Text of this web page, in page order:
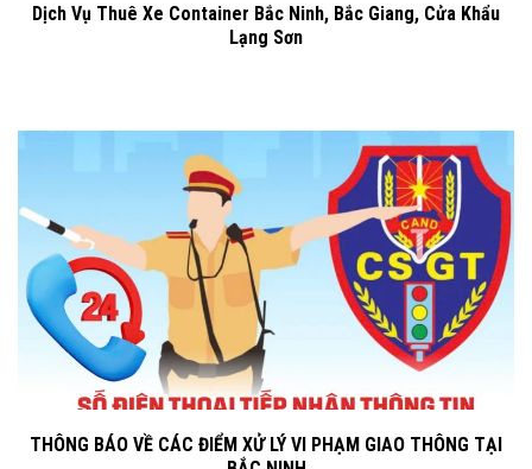
Dịch Vụ Thuê Xe Container Bắc Ninh, Bắc Giang, Cửa Khẩu
Lạng Sơn
THÔNG BÁO VỀ CÁC ĐIỂM XỬ LÝ VI PHẠM GIAO THÔNG TẠI